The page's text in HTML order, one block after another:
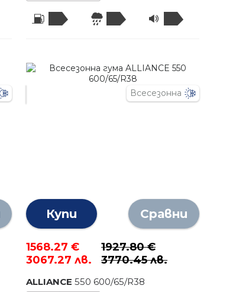
Всесезонна
Купи Сравни
1568.27 €
3067.27 лв.
1927.80 €
3770.45 лв.
ALLIANCE 550 600/65/R38